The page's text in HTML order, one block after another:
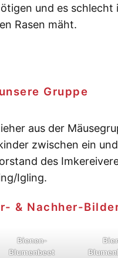
und es schlecht
Rasen mäht.
Gruppe
aus der
zwischen ein
des
Igling.
& Nachher-
Bienen-
Blumenbeet